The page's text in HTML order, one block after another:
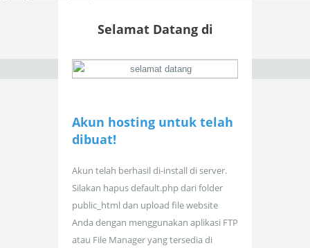
Selamat Datang di
Akun hosting untuk telah
dibuat!
Akun telah berhasil di-install di server.
Silakan hapus default.php dari folder
public_html dan upload file website
Anda dengan menggunakan aplikasi FTP
atau File Manager yang tersedia di